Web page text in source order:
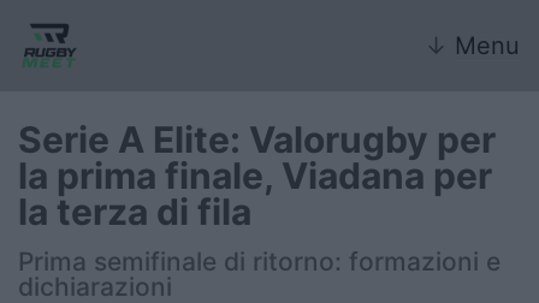
↓ Menu
Nazionale
Nazionali giovanili
Serie A Elite: Valorugby per
la prima finale, Viadana per
la terza di fila
Prima semifinale di ritorno: formazioni e
dichiarazioni